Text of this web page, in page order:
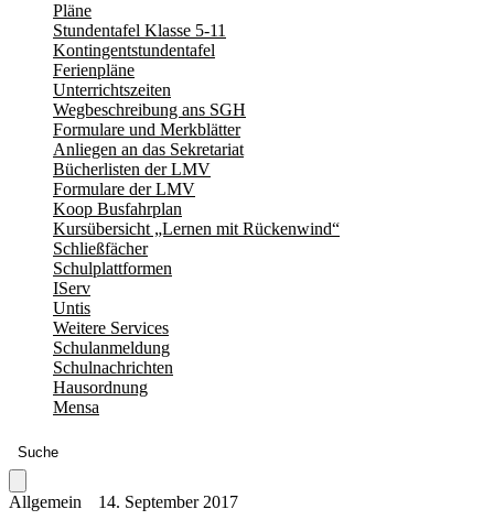
Pläne
Stundentafel Klasse 5-11
Kontingentstundentafel
Ferienpläne
Unterrichtszeiten
Wegbeschreibung ans SGH
Formulare und Merkblätter
Anliegen an das Sekretariat
Bücherlisten der LMV
Formulare der LMV
Koop Busfahrplan
Kursübersicht „Lernen mit Rückenwind“
Schließfächer
Schulplattformen
IServ
Untis
Weitere Services
Schulanmeldung
Schulnachrichten
Hausordnung
Mensa
Suche
Allgemein 14. September 2017